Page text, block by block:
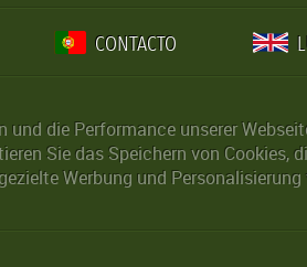
CONTACTO
die Performance unserer
Sie das Speichern von
Werbung und